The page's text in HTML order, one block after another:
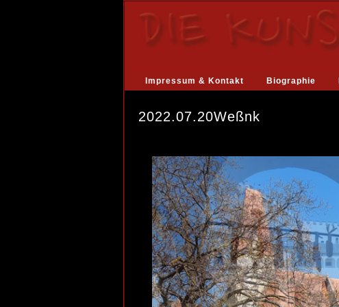
Impressum & Kontakt Biographie
2022.07.20Weßnk